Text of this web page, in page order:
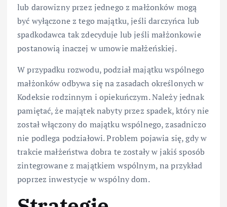
lub darowizny przez jednego z małżonków mogą
być wyłączone z tego majątku, jeśli darczyńca lub
spadkodawca tak zdecyduje lub jeśli małżonkowie
postanowią inaczej w umowie małżeńskiej.
W przypadku rozwodu, podział majątku wspólnego
małżonków odbywa się na zasadach określonych w
Kodeksie rodzinnym i opiekuńczym. Należy jednak
pamiętać, że majątek nabyty przez spadek, który nie
został włączony do majątku wspólnego, zasadniczo
nie podlega podziałowi. Problem pojawia się, gdy w
trakcie małżeństwa dobra te zostały w jakiś sposób
zintegrowane z majątkiem wspólnym, na przykład
poprzez inwestycje w wspólny dom.